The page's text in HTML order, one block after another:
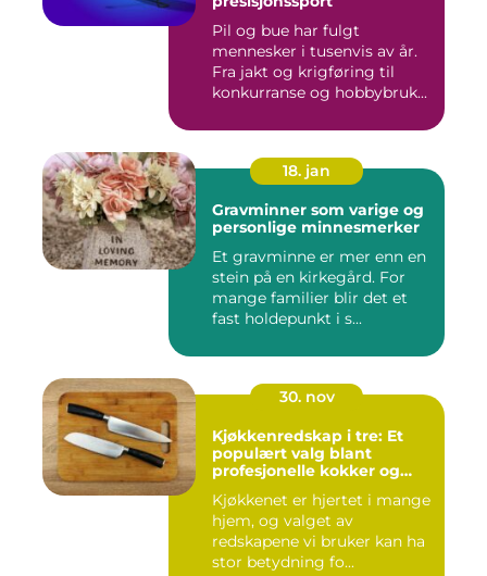
Pil og bue har fulgt
mennesker i tusenvis av år.
Fra jakt og krigføring til
konkurranse og hobbybruk...
18. jan
Gravminner som varige og
personlige minnesmerker
Et gravminne er mer enn en
stein på en kirkegård. For
mange familier blir det et
fast holdepunkt i s...
30. nov
Kjøkkenredskap i tre: Et
populært valg blant
profesjonelle kokker og
Kjøkkenet er hjertet i mange
hjem, og valget av
redskapene vi bruker kan ha
stor betydning fo...